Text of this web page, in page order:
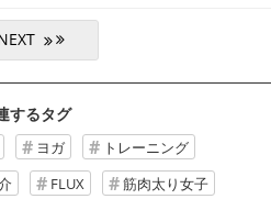
するタグ
ヨガ
トレーニング
FLUX
筋肉太り女子